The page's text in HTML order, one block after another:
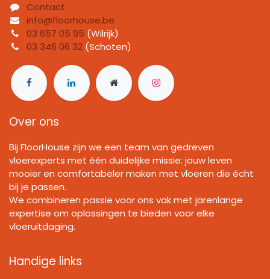
Contact
info@floorhouse.be
03 657 05 95 (Wilrijk)
03 346 06 32 (Schoten)
Over ons
Bij FloorHouse zijn we een team van gedreven
vloerexperts met één duidelijke missie: jouw leven
mooier en comfortabeler maken met vloeren die écht
bij je passen.
We combineren passie voor ons vak met jarenlange
expertise om oplossingen te bieden voor elke
vloeruitdaging.
Handige links